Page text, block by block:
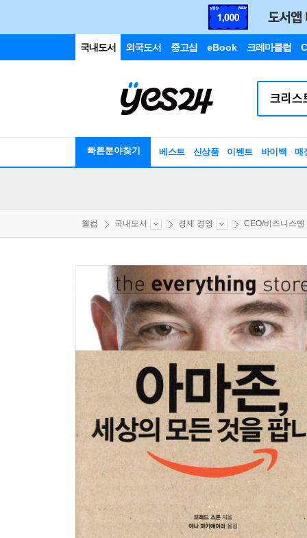
국내도서 외국도서 중고샵 eBook 크레마클럽
빠른분야찾기 베스트 신상품 이벤트 바이백 매
웰컴 국내도서 경제 경영 CEO/비즈니스맨